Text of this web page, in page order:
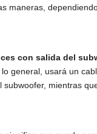
maneras,
con salida del
general, usará un
mientras